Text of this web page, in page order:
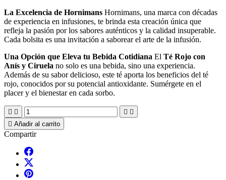
La Excelencia de Hornimans Hornimans, una marca con décadas
de experiencia en infusiones, te brinda esta creación única que
refleja la pasión por los sabores auténticos y la calidad insuperable.
Cada bolsita es una invitación a saborear el arte de la infusión.
Una Opción que Eleva tu Bebida Cotidiana El Té Rojo con
Anís y Ciruela no solo es una bebida, sino una experiencia.
Además de su sabor delicioso, este té aporta los beneficios del té
rojo, conocidos por su potencial antioxidante. Sumérgete en el
placer y el bienestar en cada sorbo.
   
 Añadir al carrito
Compartir